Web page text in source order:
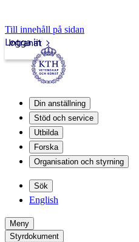
Till innehåll på sidan
Intranät
Logga in
Din anställning
Stöd och service
Utbilda
Forska
Organisation och styrning
Sök
English
Meny
Styrdokument